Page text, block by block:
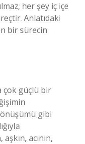
her şey iç içe
Anlatıdaki
bir sürecin
çok güçlü bir
gibi
acının,